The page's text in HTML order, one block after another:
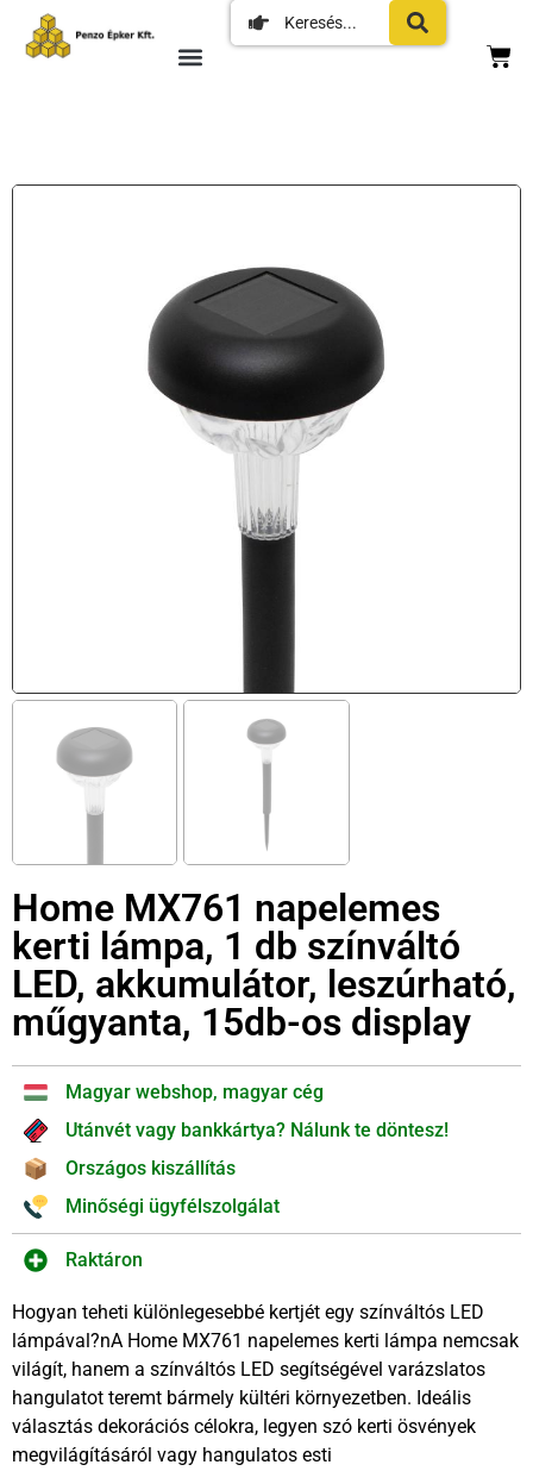
Home MX761 napelemes
kerti lámpa, 1 db színváltó
LED, akkumulátor, leszúrható,
műgyanta, 15db-os display
Magyar webshop, magyar cég
Utánvét vagy bankkártya? Nálunk te döntesz!
Országos kiszállítás
Minőségi ügyfélszolgálat
Raktáron
Hogyan teheti különlegesebbé kertjét egy színváltós LED
lámpával?nA Home MX761 napelemes kerti lámpa nemcsak
világít, hanem a színváltós LED segítségével varázslatos
hangulatot teremt bármely kültéri környezetben. Ideális
választás dekorációs célokra, legyen szó kerti ösvények
megvilágításáról vagy hangulatos esti